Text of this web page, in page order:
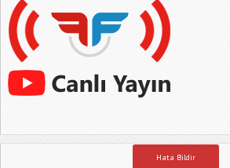
Hata Bildir